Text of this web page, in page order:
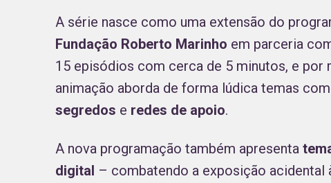
A série nasce como uma extensão do
Fundação Roberto Marinho em parceria
15 episódios com cerca de 5 minutos, e por
animação aborda de forma lúdica temas
segredos e redes de apoio.
A nova programação também apresenta
digital – combatendo a exposição